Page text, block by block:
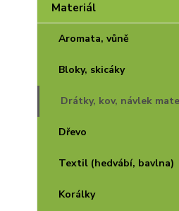
Materiál
Aromata, vůně
Bloky, skicáky
Drátky, kov, návlek
Dřevo
Textil (hedvábí, bavlna)
Korálky